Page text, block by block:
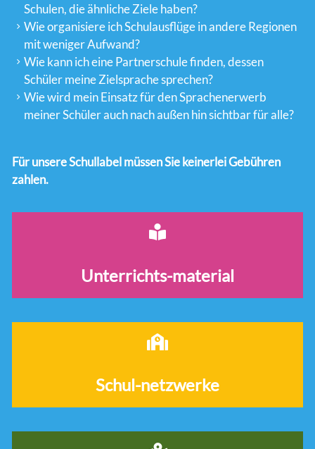
Schulen, die ähnliche Ziele haben?
Wie organisiere ich Schulausflüge in andere Regionen
mit weniger Aufwand?
Wie kann ich eine Partnerschule finden, dessen
Schüler meine Zielsprache sprechen?
Wie wird mein Einsatz für den Sprachenerwerb
meiner Schüler auch nach außen hin sichtbar für alle?
Für unsere Schullabel müssen Sie keinerlei Gebühren
zahlen.
Unterrichts-material
Schul-netzwerke